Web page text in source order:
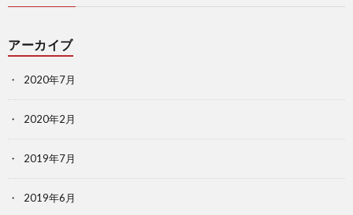
アーカイブ
2020年7月
2020年2月
2019年7月
2019年6月